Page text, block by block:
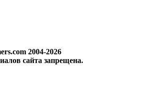
2004-2026
сайта запрещена.